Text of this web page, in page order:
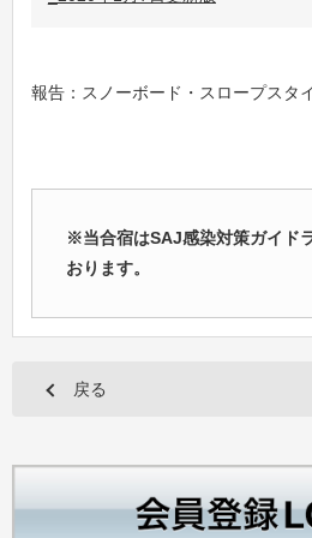
報告：スノーボード・スロープスタ
※当合宿はSAJ感染対策ガイド
おります。
戻る